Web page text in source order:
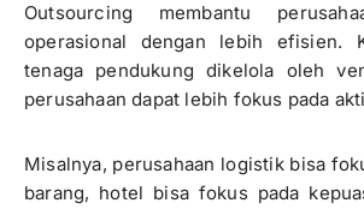
Outsourcing membantu
operasional dengan lebih efisien.
tenaga pendukung dikelola oleh
perusahaan dapat lebih fokus pada
Misalnya, perusahaan logistik bisa
barang, hotel bisa fokus pada